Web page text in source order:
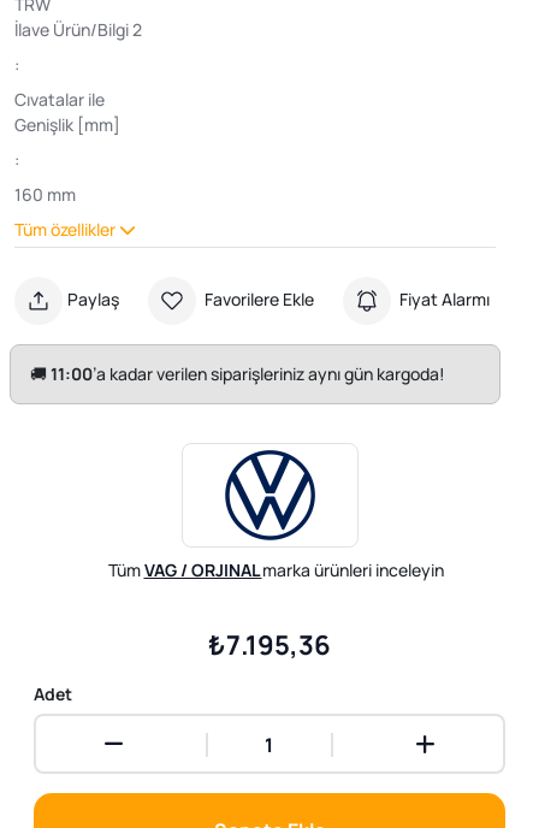
İlave Ürün/Bilgi 2
:
Cıvatalar ile
Genişlik [mm]
:
160 mm
Tüm özellikler
Paylaş Favorilere Ekle Fiyat Alarmı
🚚11:00’a kadar verilen siparişleriniz aynı gün kargoda!
TümVAG / ORJINALmarka ürünleri inceleyin
₺7.195,36
Adet